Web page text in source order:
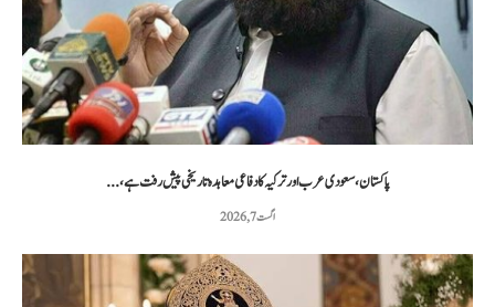
پاکستان، سعودی عرب اور ترکیہ کا دفاعی معاہدہ تاریخی پیش رفت ہے،...
اگست 7, 2026